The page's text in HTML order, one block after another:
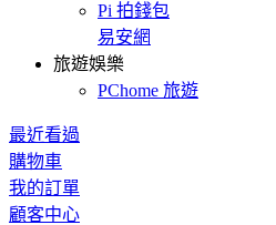
Pi 拍錢包
易安網
旅遊娛樂
PChome 旅遊
最近看過
購物車
我的訂單
顧客中心